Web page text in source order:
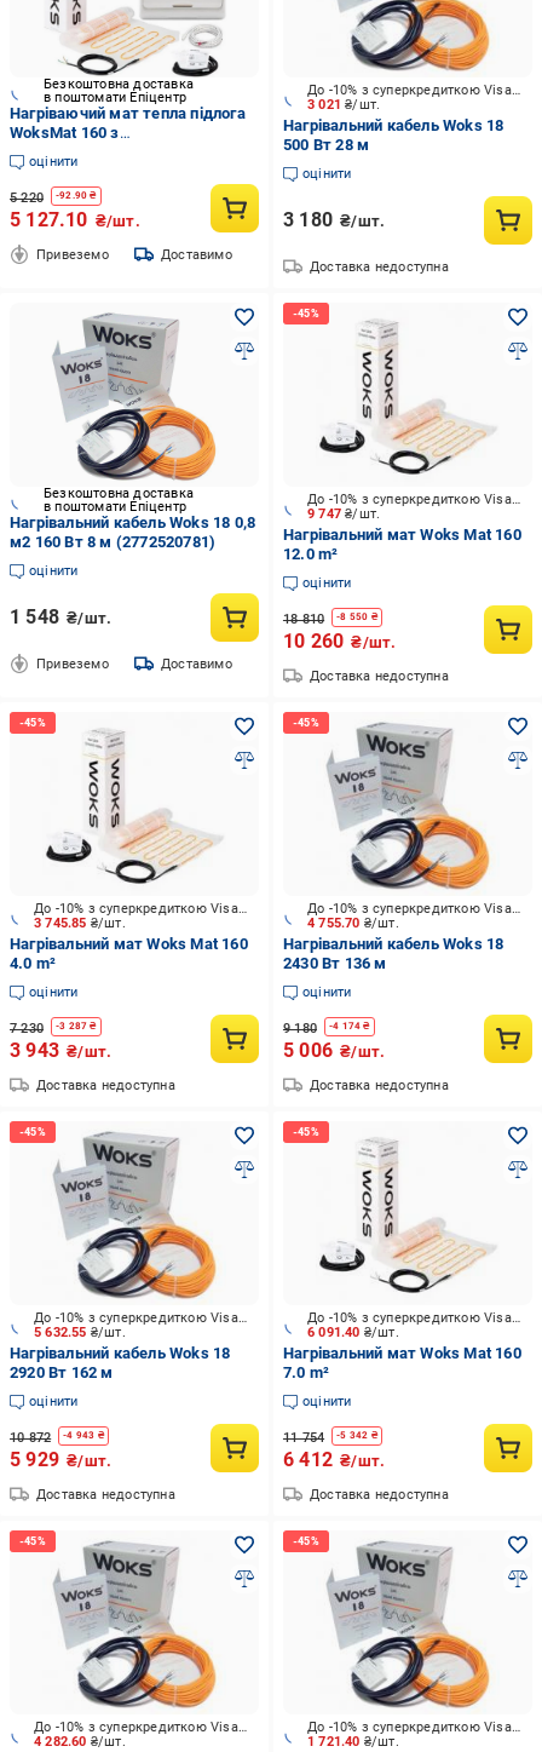
Безкоштовна доставка
в поштомати Епіцентр
Нагріваючий мат тепла підлога
WoksMat 160 з
терморегулятором
програмованим EcoReg E 51 2,5
м2 400 Вт
оцінити
5 220 -92.90 ₴
5 127.10 ₴/шт.
Привеземо Доставимо
3 021₴/шт.
До -10% з суперкредиткою Visa Вигода
Нагрівальний кабель Woks 18
500 Вт 28 м
оцінити
3 180 ₴/шт.
Доставка недоступна
Безкоштовна доставка
в поштомати Епіцентр
Нагрівальний кабель Woks 18 0,8
м2 160 Вт 8 м (2772520781)
оцінити
1 548 ₴/шт.
Привеземо Доставимо
9 747₴/шт.
До -10% з суперкредиткою Visa Вигода
Нагрівальний мат Woks Mat 160
12.0 m²
оцінити
18 810 -8 550 ₴
10 260 ₴/шт.
Доставка недоступна
3 745.85 ₴/шт.
До -10% з суперкредиткою Visa Вигода
Нагрівальний мат Woks Mat 160
4.0 m²
оцінити
7 230 -3 287 ₴
3 943 ₴/шт.
Доставка недоступна
4 755.70 ₴/шт.
До -10% з суперкредиткою Visa Вигода
Нагрівальний кабель Woks 18
2430 Вт 136 м
оцінити
9 180 -4 174 ₴
5 006 ₴/шт.
Доставка недоступна
5 632.55 ₴/шт.
До -10% з суперкредиткою Visa Вигода
Нагрівальний кабель Woks 18
2920 Вт 162 м
оцінити
10 872 -4 943 ₴
5 929 ₴/шт.
Доставка недоступна
6 091.40 ₴/шт.
До -10% з суперкредиткою Visa Вигода
Нагрівальний мат Woks Mat 160
7.0 m²
оцінити
11 754 -5 342 ₴
6 412 ₴/шт.
Доставка недоступна
4 282.60 ₴/шт.
До -10% з суперкредиткою Visa Вигода
1 721.40 ₴/шт.
До -10% з суперкредиткою Visa Вигода